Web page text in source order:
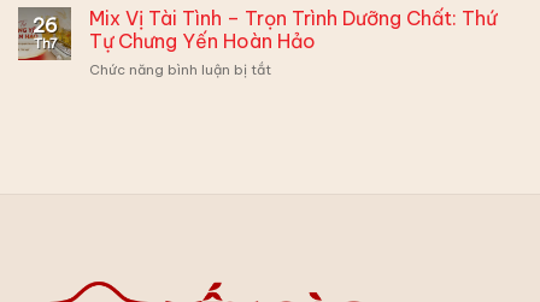
Bảo
Việt
Cách
Biến
Siêu
Yến
Chưng
Ái”
Ốm
Tinh
Tế
–
26
Th7
Mix Vị Tài Tình – Trọn Trình Dưỡng Chất: Thứ
Tự Chưng Yến Hoàn Hảo
Chức năng bình luận bị tắtở